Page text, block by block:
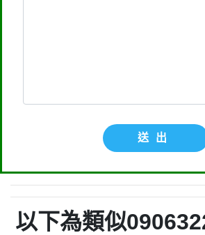
送出
以下為類似